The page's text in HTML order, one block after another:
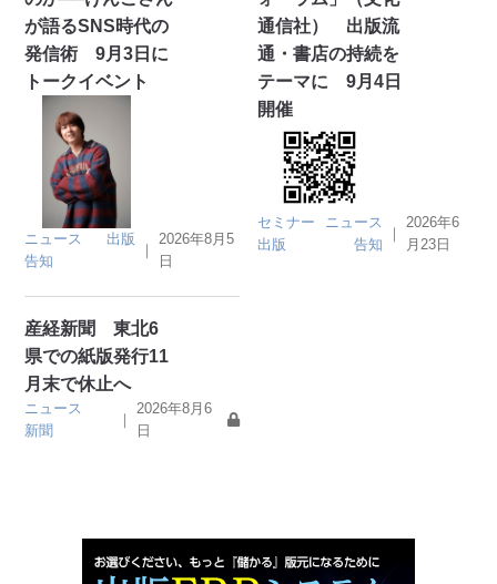
が語るSNS時代の
発信術 9月3日に
トークイベント
ニュース
出版
告知
｜
2026年8月5
日
通信社） 出版流
通・書店の持続を
テーマに 9月4日
開催
セミナー
ニュース
出版
告知
｜
2026年6
月23日
産経新聞 東北6
県での紙版発行11
月末で休止へ
ニュース
新聞
｜
2026年8月6
日